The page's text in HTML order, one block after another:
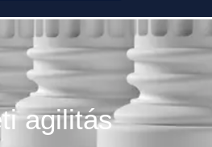
agilitás